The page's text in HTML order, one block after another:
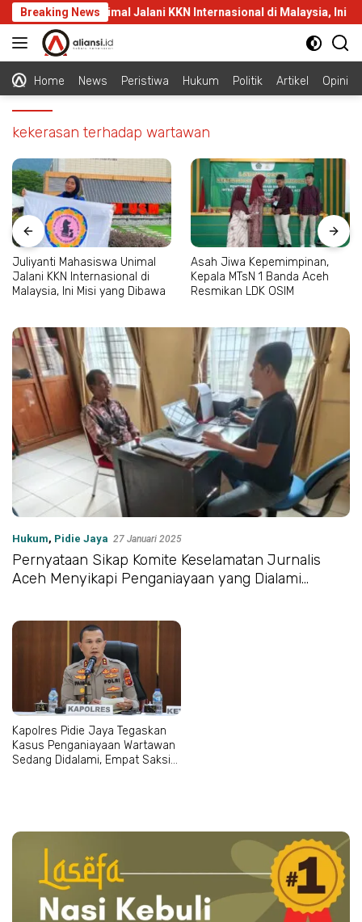
Langsung
ke
konten
Breaking News
Mahasiswa Unimal Jalani KKN Internasional di Malaysia, Ini Misi
Home News Peristiwa Hukum Politik Artikel Opini
kekerasan terhadap wartawan
Juliyanti Mahasiswa Unimal
Jalani KKN Internasional di
Malaysia, Ini Misi yang Dibawa
Asah Jiwa Kepemimpinan,
Kepala MTsN 1 Banda Aceh
Resmikan LDK OSIM
Hukum, Pidie Jaya 27 Januari 2025
Pernyataan Sikap Komite Keselamatan Jurnalis
Aceh Menyikapi Penganiayaan yang Dialami
Kapolres Pidie Jaya Tegaskan
Kasus Penganiayaan Wartawan
Sedang Didalami, Empat Saksi